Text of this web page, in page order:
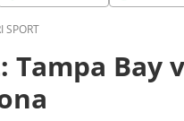
SPORT
Tampa Bay